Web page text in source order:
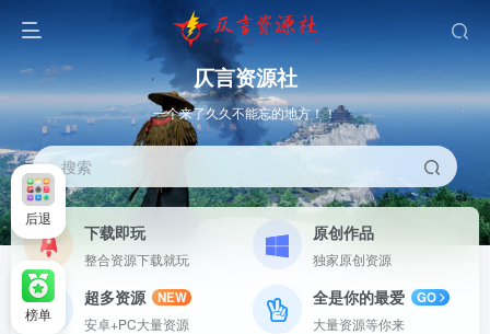
仄言资源社
一个来了久久不能忘的地方！！
搜索
下载即玩
整合资源下载就玩
原创作品
独家原创资源
超多资源
NEW
安卓+PC大量资源
全是你的最爱
GO
大量资源等你来
后退
榜单